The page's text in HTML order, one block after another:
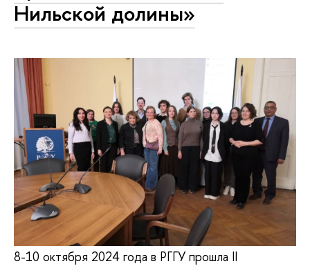
Нильской долины»
8-10 октября 2024 года в РГГУ прошла II